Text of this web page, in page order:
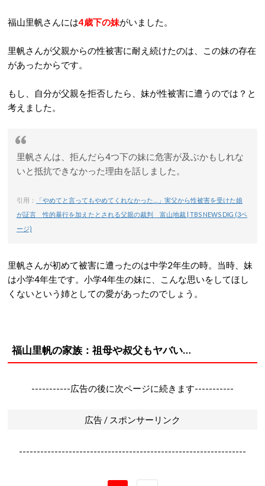
福山里帆さんには4歳下の妹がいました。
里帆さんが父親からの性被害に耐え続けたのは、この妹の存在
があったからです。
もし、自分が父親を拒否したら、妹が性被害に遭うのでは？と
考えました。
里帆さんは、拒んだら4つ下の妹に危害が及ぶかもしれな
いと抵抗できなかった理由を話しました。
引用：
「やめてと言ってもやめてくれなかった…」実父から性被害を受けた娘
が証言 性的暴行を加えたとされる父親の裁判 富山地裁 | TBS NEWS DIG (3ペ
ージ)
里帆さんが初めて被害に遭ったのは中学2年生の時。当時、妹
は小学4年生です。小学4年生の妹に、こんな思いをしてほし
くないという姉としての愛があったのでしょう。
福山里帆の家族：祖母や叔父もヤバい…
-----------広告の後に次ページに続きます-----------
広告 / スポンサーリンク
----------------------------------------------------------------